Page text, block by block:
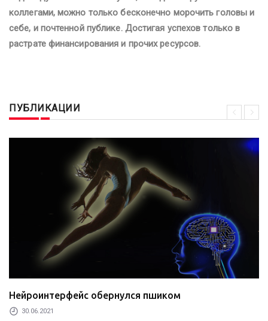
коллегами, можно только бесконечно морочить головы и
себе, и почтенной публике. Достигая успехов только в
растрате финансирования и прочих ресурсов.
ПУБЛИКАЦИИ
Нейроинтерфейс обернулся пшиком
30.06.2021